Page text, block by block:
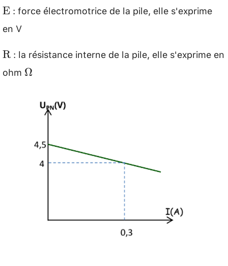
r I
\mathrm{E}
E : force électromotrice de la pile, elle s'exprime
en V
\mathrm{R}
R : la résistance interne de la pile, elle s'exprime en
ohm \Omega
Ω